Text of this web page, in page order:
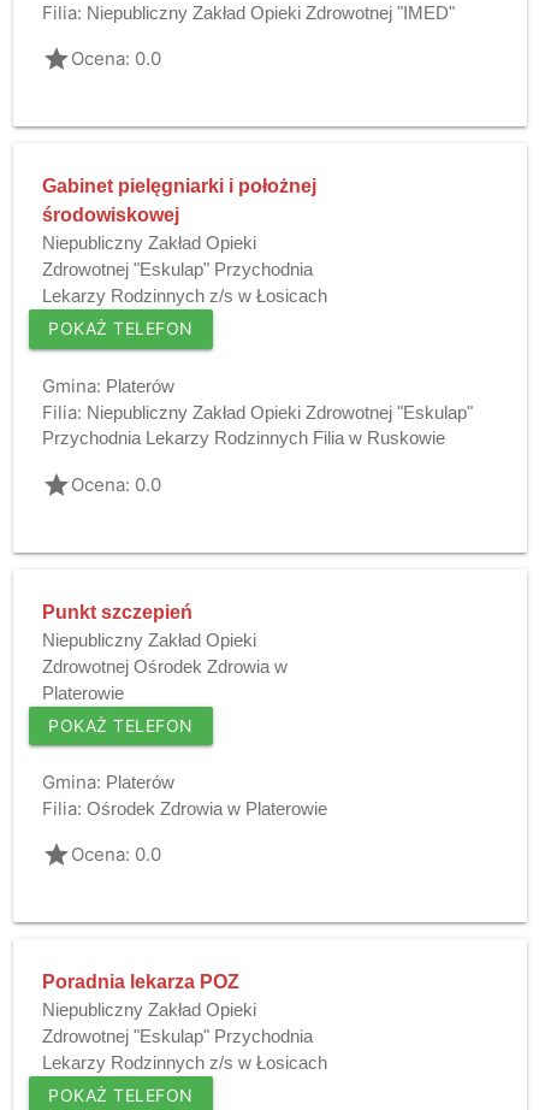
Filia: Niepubliczny Zakład Opieki Zdrowotnej "IMED"
gradeOcena: 0.0
Gabinet pielęgniarki i położnej
środowiskowej
Niepubliczny Zakład Opieki
Zdrowotnej "Eskulap" Przychodnia
Lekarzy Rodzinnych z/s w Łosicach
POKAŻ TELEFON
Gmina: Platerów
Filia: Niepubliczny Zakład Opieki Zdrowotnej "Eskulap"
Przychodnia Lekarzy Rodzinnych Filia w Ruskowie
gradeOcena: 0.0
Punkt szczepień
Niepubliczny Zakład Opieki
Zdrowotnej Ośrodek Zdrowia w
Platerowie
POKAŻ TELEFON
Gmina: Platerów
Filia: Ośrodek Zdrowia w Platerowie
gradeOcena: 0.0
Poradnia lekarza POZ
Niepubliczny Zakład Opieki
Zdrowotnej "Eskulap" Przychodnia
Lekarzy Rodzinnych z/s w Łosicach
POKAŻ TELEFON